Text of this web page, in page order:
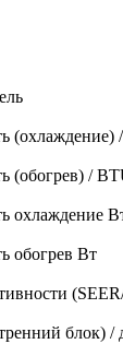
(охлаждение)
(обогрев) /
охлаждение
обогрев Вт
блок) /